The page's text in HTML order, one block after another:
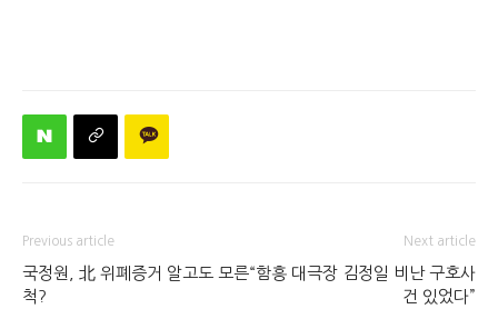
Previous article
국정원, 北 위폐증거 알고도 모른
척?
Next article
“함흥 대극장 김정일 비난 구호사
건 있었다”